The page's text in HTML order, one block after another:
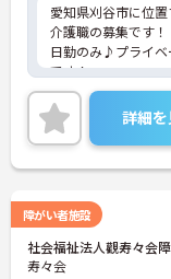
愛知県刈谷市に位
介護職の募集です！
日勤のみ♪プライベ
です！
ご興味ある方には
詳細をお話しいたし
い。
詳細
障がい者施設
社会福祉法人觀寿々会
寿々会